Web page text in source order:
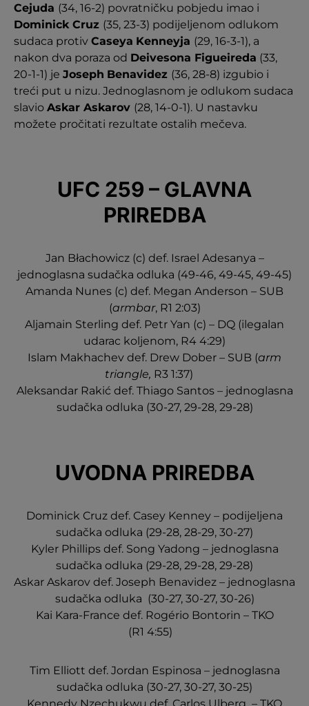
Cejuda (34, 16-2) povratničku pobjedu imao i
Dominick Cruz (35, 23-3) podijeljenom odlukom
sudaca protiv Caseya Kenneyja (29, 16-3-1), a
nakon dva poraza od Deivesona Figueireda (33,
20-1-1) je Joseph Benavidez (36, 28-8) izgubio i
treći put u nizu. Jednoglasnom je odlukom sudaca
slavio Askar Askarov (28, 14-0-1). U nastavku
možete pročitati rezultate ostalih mečeva.
UFC 259 – GLAVNA
PRIREDBA
Jan Błachowicz (c) def. Israel Adesanya –
jednoglasna sudačka odluka (49-46, 49-45, 49-45)
Amanda Nunes (c) def. Megan Anderson – SUB
(armbar, R1 2:03)
Aljamain Sterling def. Petr Yan (c) – DQ (ilegalan
udarac koljenom, R4 4:29)
Islam Makhachev def. Drew Dober – SUB (arm
triangle, R3 1:37)
Aleksandar Rakić def. Thiago Santos – jednoglasna
sudačka odluka (30-27, 29-28, 29-28)
UVODNA PRIREDBA
Dominick Cruz def. Casey Kenney – podijeljena
sudačka odluka (29-28, 28-29, 30-27)
Kyler Phillips def. Song Yadong – jednoglasna
sudačka odluka (29-28, 29-28, 29-28)
Askar Askarov def. Joseph Benavidez – jednoglasna
sudačka odluka (30-27, 30-27, 30-26)
Kai Kara-France def. Rogério Bontorin – TKO
(R1 4:55)
Tim Elliott def. Jordan Espinosa – jednoglasna
sudačka odluka (30-27, 30-27, 30-25)